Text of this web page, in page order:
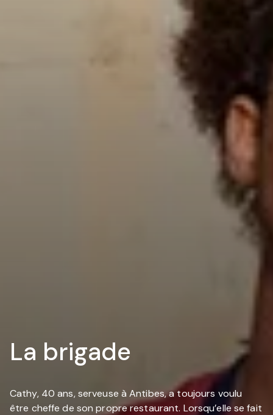
La brigade
Cathy, 40 ans, serveuse à Antibes, a toujours voulu
être cheffe de son propre restaurant. Lorsqu’elle se fait